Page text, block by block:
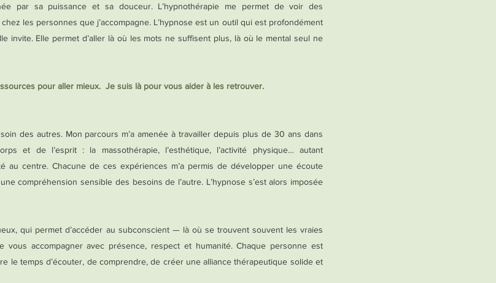
par sa puissance et sa douceur. L’hypnothérapie me permet de voir des
les personnes que j’accompagne. L’hypnose est un outil qui est profondément
invite. Elle permet d’aller là où les mots ne suffisent plus, là où le mental seul ne
pour aller mieux. Je suis là pour vous aider à les retrouver.
des autres. Mon parcours m’a amenée à travailler depuis plus de 30 ans dans
et de l’esprit : la massothérapie, l’esthétique, l’activité physique… autant
au centre. Chacune de ces expériences m’a permis de développer une écoute
compréhension sensible des besoins de l’autre.​ L’hypnose s’est alors imposée
qui permet d’accéder au subconscient — là où se trouvent souvent les vraies
vous accompagner avec présence, respect et humanité. Chaque personne est
le temps d’écouter, de comprendre, de créer une alliance thérapeutique solide et